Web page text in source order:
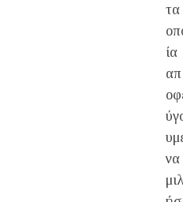
τα
ία
απ
να
μιλ